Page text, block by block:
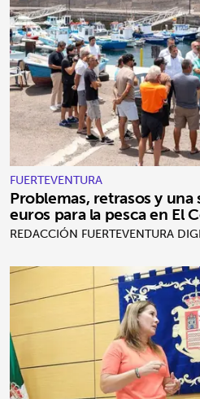
FUERTEVENTURA
Problemas, retrasos y
euros para la pesca en El
REDACCIÓN FUERTEVENTURA